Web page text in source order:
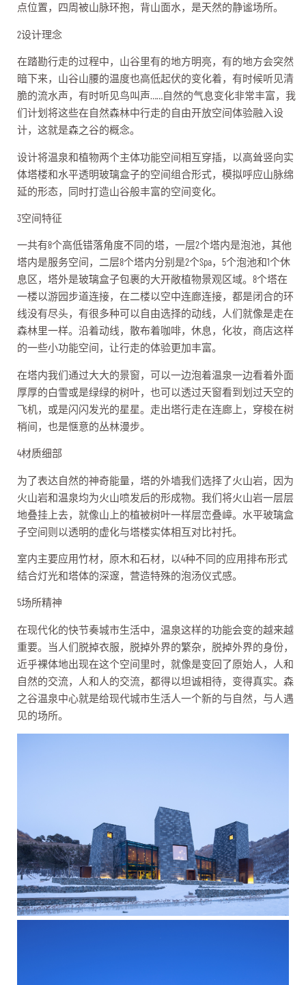
点位置，四周被山脉环抱，背山面水，是天然的静谧场所。
2设计理念
在踏勘行走的过程中，山谷里有的地方明亮，有的地方会突然
暗下来，山谷山腰的温度也高低起伏的变化着，有时候听见清
脆的流水声，有时听见鸟叫声……自然的气息变化非常丰富，我
们计划将这些在自然森林中行走的自由开放空间体验融入设
计，这就是森之谷的概念。
设计将温泉和植物两个主体功能空间相互穿插，以高耸竖向实
体塔楼和水平透明玻璃盒子的空间组合形式，模拟呼应山脉绵
延的形态，同时打造山谷般丰富的空间变化。
3空间特征
一共有8个高低错落角度不同的塔，一层2个塔内是泡池，其他
塔内是服务空间，二层8个塔内分别是2个Spa，5个泡池和1个休
息区，塔外是玻璃盒子包裹的大开敞植物景观区域。8个塔在
一楼以游园步道连接，在二楼以空中连廊连接，都是闭合的环
线没有尽头，有很多种可以自由选择的动线，人们就像是走在
森林里一样。沿着动线，散布着咖啡，休息，化妆，商店这样
的一些小功能空间，让行走的体验更加丰富。
在塔内我们通过大大的景窗，可以一边泡着温泉一边看着外面
厚厚的白雪或是绿绿的树叶，也可以透过天窗看到划过天空的
飞机，或是闪闪发光的星星。走出塔行走在连廊上，穿梭在树
梢间，也是惬意的丛林漫步。
4材质细部
为了表达自然的神奇能量，塔的外墙我们选择了火山岩，因为
火山岩和温泉均为火山喷发后的形成物。我们将火山岩一层层
地叠挂上去，就像山上的植被树叶一样层峦叠嶂。水平玻璃盒
子空间则以透明的虚化与塔楼实体相互对比衬托。
室内主要应用竹材，原木和石材，以4种不同的应用排布形式
结合灯光和塔体的深邃，营造特殊的泡汤仪式感。
5场所精神
在现代化的快节奏城市生活中，温泉这样的功能会变的越来越
重要。当人们脱掉衣服，脱掉外界的繁杂，脱掉外界的身份，
近乎裸体地出现在这个空间里时，就像是变回了原始人，人和
自然的交流，人和人的交流，都得以坦诚相待，变得真实。森
之谷温泉中心就是给现代城市生活人一个新的与自然，与人遇
见的场所。